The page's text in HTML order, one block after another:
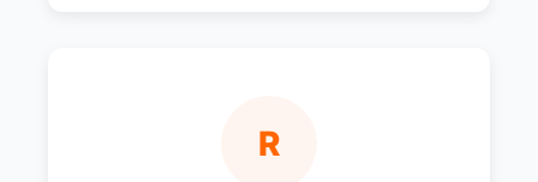
R